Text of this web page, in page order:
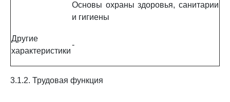
Основы охраны здоровья, санитарии
и гигиены
Другие
характеристики
-
3.1.2. Трудовая функция